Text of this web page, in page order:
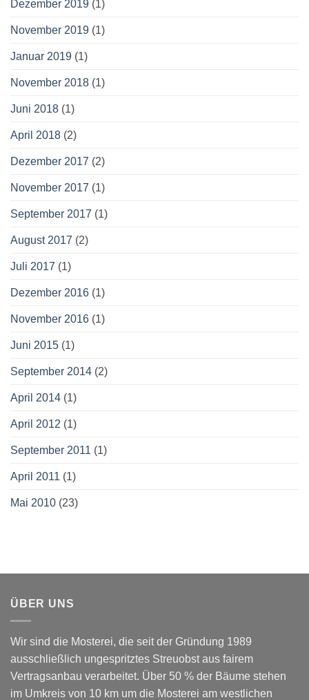
Dezember 2019 (1)
November 2019 (1)
Januar 2019 (1)
November 2018 (1)
Juni 2018 (1)
April 2018 (2)
Dezember 2017 (2)
November 2017 (1)
September 2017 (1)
August 2017 (2)
Juli 2017 (1)
Dezember 2016 (1)
November 2016 (1)
Juni 2015 (1)
September 2014 (2)
April 2014 (1)
April 2012 (1)
September 2011 (1)
April 2011 (1)
Mai 2010 (23)
ÜBER UNS
Wir sind die Mosterei, die seit der Gründung 1989
ausschließlich ungespritztes Streuobst aus fairem
Vertragsanbau verarbeitet. Über 50 % der Bäume stehen
im Umkreis von 10 km um die Mosterei am westlichen